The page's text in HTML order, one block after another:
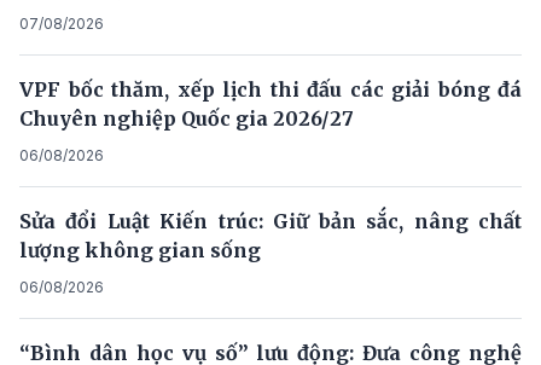
07/08/2026
VPF bốc thăm, xếp lịch thi đấu các giải bóng đá
Chuyên nghiệp Quốc gia 2026/27
06/08/2026
Sửa đổi Luật Kiến trúc: Giữ bản sắc, nâng chất
lượng không gian sống
06/08/2026
“Bình dân học vụ số” lưu động: Đưa công nghệ